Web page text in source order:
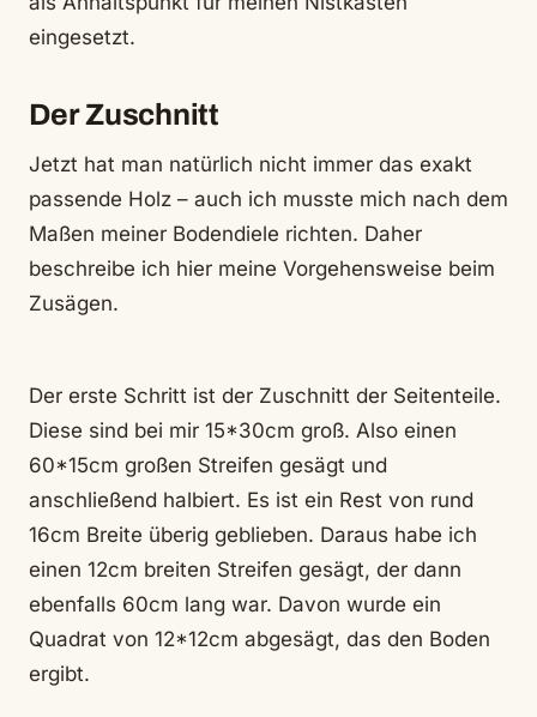
eingesetzt.
Der Zuschnitt
Jetzt hat man natürlich nicht immer das exakt
passende Holz – auch ich musste mich nach dem
Maßen meiner Bodendiele richten. Daher
beschreibe ich hier meine Vorgehensweise beim
Zusägen.
Der erste Schritt ist der Zuschnitt der Seitenteile.
Diese sind bei mir 15*30cm groß. Also einen
60*15cm großen Streifen gesägt und
anschließend halbiert. Es ist ein Rest von rund
16cm Breite überig geblieben. Daraus habe ich
einen 12cm breiten Streifen gesägt, der dann
ebenfalls 60cm lang war. Davon wurde ein
Quadrat von 12*12cm abgesägt, das den Boden
ergibt.